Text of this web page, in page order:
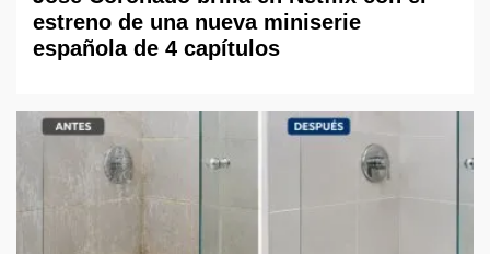
estreno de una nueva miniserie
española de 4 capítulos